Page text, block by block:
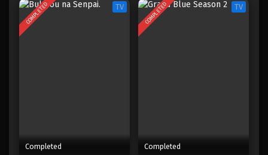
COMPLETED TV
Completed
COMPLETED TV
Completed